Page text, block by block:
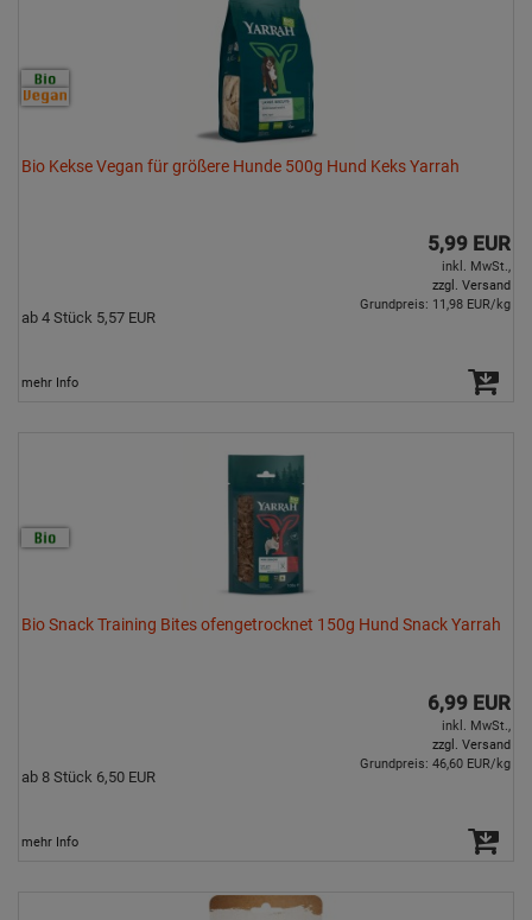
Bio Kekse Vegan für größere Hunde 500g Hund Keks Yarrah
5,99 EUR
inkl. MwSt.,
zzgl. Versand
ab 4 Stück 5,57 EUR
Grundpreis: 11,98 EUR/kg
mehr Info
Bio Snack Training Bites ofengetrocknet 150g Hund Snack Yarrah
6,99 EUR
inkl. MwSt.,
zzgl. Versand
ab 8 Stück 6,50 EUR
Grundpreis: 46,60 EUR/kg
mehr Info